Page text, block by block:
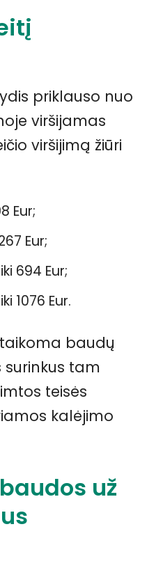
priklauso nuo
viršijamas
viršijimą žiūri
Eur;
Eur;
694 Eur;
1076 Eur.
baudų
surinkus tam
teisės
kalėjimo
už